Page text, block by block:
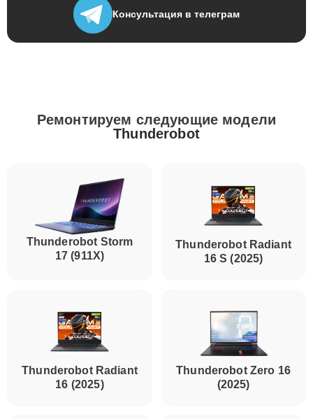
Консультация в телеграм
Ремонтируем следующие модели
Thunderobot
Thunderobot Storm
17 (911X)
Thunderobot Radiant
16 S (2025)
Thunderobot Radiant
16 (2025)
Thunderobot Zero 16
(2025)